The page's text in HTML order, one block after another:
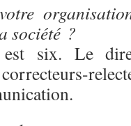
société ?
six. Le